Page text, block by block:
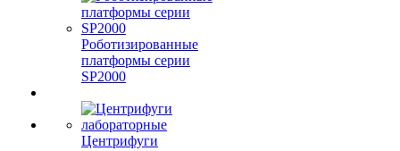
Роботизированные
платформы серии
SP2000
Центрифуги